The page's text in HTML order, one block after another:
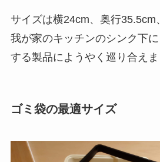
サイズは横24cm、奥行35.5cm
我が家のキッチンのシンク下
する製品にようやく巡り合えま
ゴミ袋の最適サイズ